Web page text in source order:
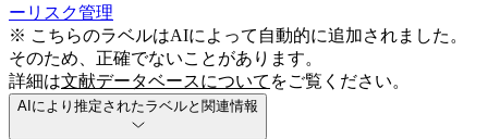
ーリスク管理
※ こちらのラベルはAIによって自動的に追加されました。
そのため、正確でないことがあります。
詳細は文献データベースについて をご覧ください。
AIにより推定されたラベルと関連情報